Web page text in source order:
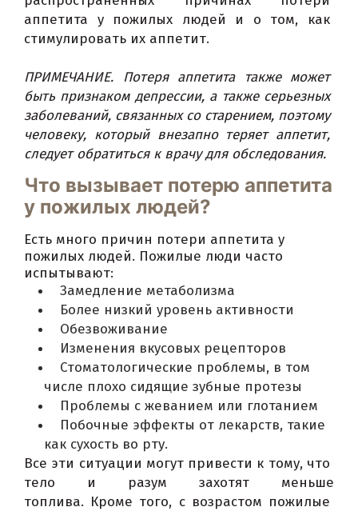
аппетита у пожилых людей и о том, как
стимулировать их аппетит.
ПРИМЕЧАНИЕ. Потеря аппетита также может
быть признаком депрессии, а также серьезных
заболеваний, связанных со старением, поэтому
человеку, который внезапно теряет аппетит,
следует обратиться к врачу для обследования.
Что вызывает потерю аппетита
у пожилых людей?
Есть много причин потери аппетита у
пожилых людей. Пожилые люди часто
испытывают:
Замедление метаболизма
Более низкий уровень активности
Обезвоживание
Изменения вкусовых рецепторов
Стоматологические проблемы, в том
числе плохо сидящие зубные протезы
Проблемы с жеванием или глотанием
Побочные эффекты от лекарств, такие
как сухость во рту.
Все эти ситуации могут привести к тому, что
тело и разум захотят меньше
топлива. Кроме того, с возрастом пожилые